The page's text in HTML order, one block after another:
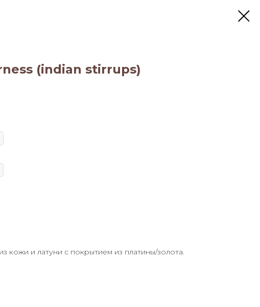
(indian stirrups)
кожи и латуни с покрытием из платины/золота.